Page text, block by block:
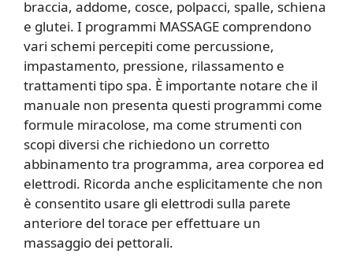
braccia, addome, cosce, polpacci, spalle, schiena
e glutei. I programmi MASSAGE comprendono
vari schemi percepiti come percussione,
impastamento, pressione, rilassamento e
trattamenti tipo spa. È importante notare che il
manuale non presenta questi programmi come
formule miracolose, ma come strumenti con
scopi diversi che richiedono un corretto
abbinamento tra programma, area corporea ed
elettrodi. Ricorda anche esplicitamente che non
è consentito usare gli elettrodi sulla parete
anteriore del torace per effettuare un
massaggio dei pettorali.